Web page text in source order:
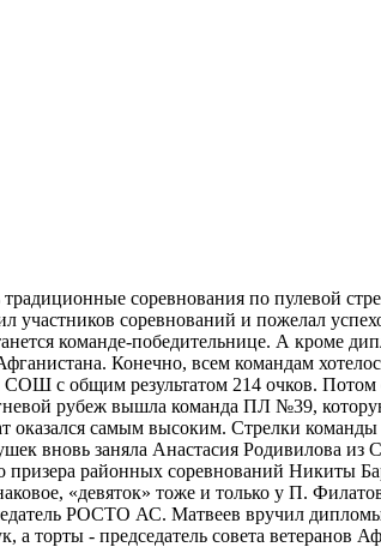
соревнования по пулевой
соревнований и пожелал
команде-победительнице. А кроме
Конечно, всем командам
СОШ с общим результатом 214 очков.
рубеж вышла команда ПЛ №39,
оказался самым высоким. Стрелки
вновь заняла Анастасия
районных соревнований Никиты
«девяток» тоже и только у П.
РОСТО АС. Матвеев вручил
торты - председатель совета ветеранов